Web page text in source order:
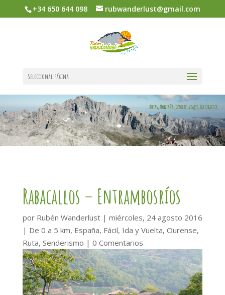
+34 650 644 098 rubwanderlust@gmail.com
Seleccionar página
Rabacallos – Entrambosríos
por Rubén Wanderlust| miércoles, 24 agosto 2016
| De 0 a 5 km, España, Fácil, Ida y Vuelta, Ourense,
Ruta, Senderismo | 0 Comentarios